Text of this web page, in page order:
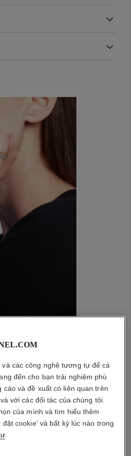
sản phẩm
DẪN BẢO QUẢN
và các công nghệ tương tự để cá
đến cho bạn trải nghiệm phù
cáo và đề xuất có liên quan trên
với các đối tác của chúng tôi.
của mình và tìm hiểu thêm
cookie' và bất kỳ lúc nào trong